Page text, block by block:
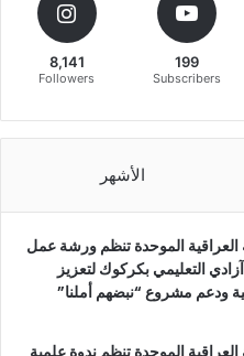
199
Subscribers
8,141
Followers
الأشهر
العراقية الموحدة تنظم ورشة عمل
التعليمي بكركوك لتعزيز
ودعم مشروع “نبضهم أملنا”
العراقية الموحدة تنظم ندوة علمية